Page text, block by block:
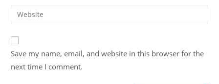
comment
email
address
comment
Enter
your
website
URL
(optional)
Save my name, email, and website in this browser for the
next time I comment.